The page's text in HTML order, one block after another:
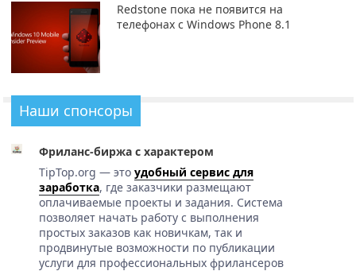
Redstone пока не появится на
телефонах с Windows Phone 8.1
Наши спонсоры
Фриланс-биржа с характером
TipTop.org — это удобный сервис для
заработка, где заказчики размещают
оплачиваемые проекты и задания. Система
позволяет начать работу с выполнения
простых заказов как новичкам, так и
продвинутые возможности по публикации
услуги для профессиональных фрилансеров